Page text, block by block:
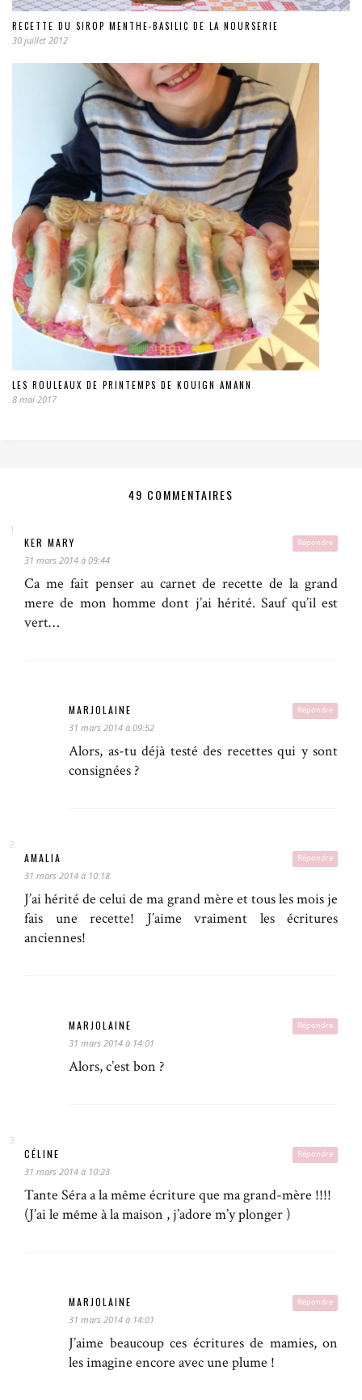
RECETTE DU SIROP MENTHE-BASILIC DE LA NOURSERIE
30 juillet 2012
LES ROULEAUX DE PRINTEMPS DE KOUIGN AMANN
8 mai 2017
49 COMMENTAIRES
Répondre
KER MARY
31 mars 2014 à 09:44
Ca me fait penser au carnet de recette de la grand
mere de mon homme dont j’ai hérité. Sauf qu’il est
vert…
Répondre
MARJOLAINE
31 mars 2014 à 09:52
Alors, as-tu déjà testé des recettes qui y sont
consignées ?
Répondre
AMALIA
31 mars 2014 à 10:18
J’ai hérité de celui de ma grand mère et tous les mois je
fais une recette! J’aime vraiment les écritures
anciennes!
Répondre
MARJOLAINE
31 mars 2014 à 14:01
Alors, c’est bon ?
Répondre
CÉLINE
31 mars 2014 à 10:23
Tante Séra a la même écriture que ma grand-mère !!!!
(J’ai le même à la maison , j’adore m’y plonger )
Répondre
MARJOLAINE
31 mars 2014 à 14:01
J’aime beaucoup ces écritures de mamies, on
les imagine encore avec une plume !